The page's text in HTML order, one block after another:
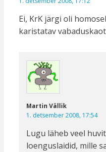
Ei, KrK järgi oli
karistatav
Martin Vällik
1. detsember 2008, 17:54
Lugu läheb veel
loenguslaidid, mille